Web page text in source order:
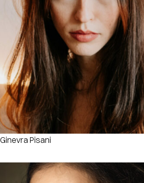
Ginevra Pisani